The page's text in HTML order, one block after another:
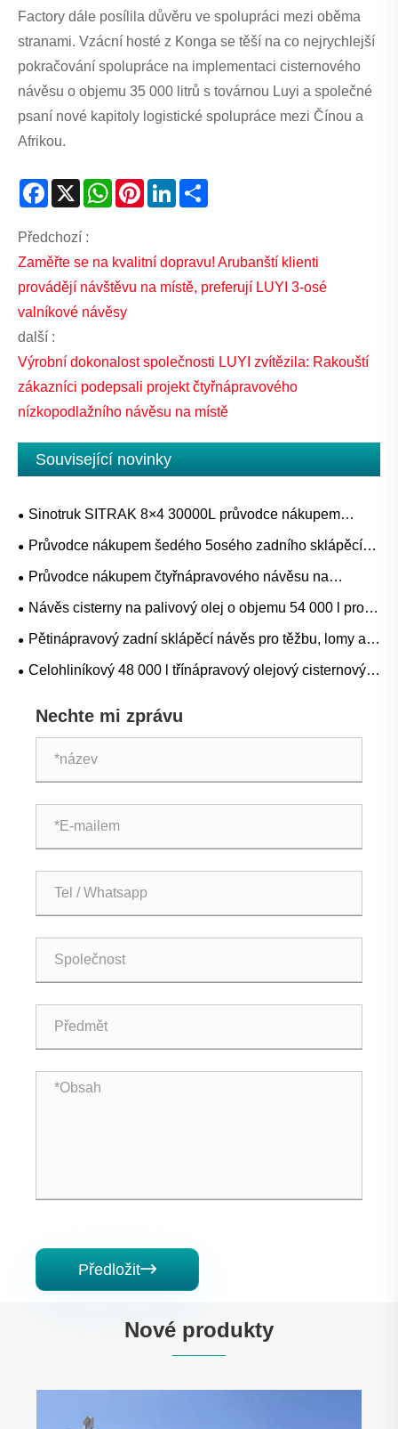
Factory dále posílila důvěru ve spolupráci mezi oběma
stranami. Vzácní hosté z Konga se těší na co nejrychlejší
pokračování spolupráce na implementaci cisternového
návěsu o objemu 35 000 litrů s továrnou Luyi a společné
psaní nové kapitoly logistické spolupráce mezi Čínou a
Afrikou.
Facebook
X WhatsAppPinterestLinkedIn
Předchozí :
Zaměřte se na kvalitní dopravu! Arubanští klienti
provádějí návštěvu na místě, preferují LUYI 3-osé
valníkové návěsy
další :
Výrobní dokonalost společnosti LUYI zvítězila: Rakouští
zákazníci podepsali projekt čtyřnápravového
nízkopodlažního návěsu na místě
Související novinky
Sinotruk SITRAK 8×4 30000L průvodce nákupem
cisteren na palivo pro projekty doplňování nafty, benzínu
Průvodce nákupem šedého 5osého zadního sklápěcího
návěsu pro těžbu, lom a přepravu těžkých sypkých
Průvodce nákupem čtyřnápravového návěsu na
cementovou cisternu pro přepravu volně loženého
Návěs cisterny na palivový olej o objemu 54 000 l pro
přepravu hromadného paliva: Aplikace, specifikace a
Pětinápravový zadní sklápěcí návěs pro těžbu, lomy a
stavební hromadnou dopravu
Celohliníkový 48 000 l třínápravový olejový cisternový
Nechte mi zprávu
Předložit
Nové produkty